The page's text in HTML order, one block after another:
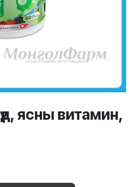
ясны витамин,